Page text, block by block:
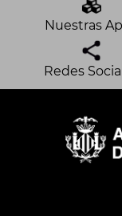
Nuestras
Redes